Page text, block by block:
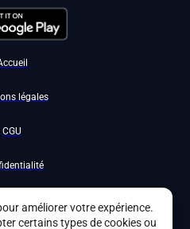
légales
CGU
améliorer votre expérience.
certains types de cookies ou